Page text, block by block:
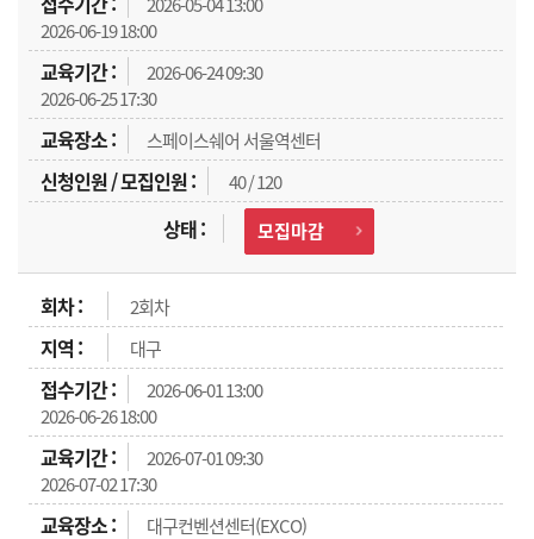
2026-06-19 18:00
2026-06-24 09:30
2026-06-25 17:30
스페이스쉐어 서울역센터
40 / 120
모집마감
2회차
대구
2026-06-01 13:00
2026-06-26 18:00
2026-07-01 09:30
2026-07-02 17:30
대구컨벤션센터(EXCO)